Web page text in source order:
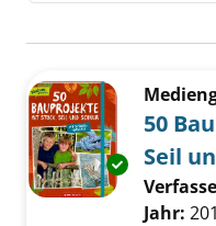
Zu den Suchfiltern
Exemplar-
50
Seil
Jahr: